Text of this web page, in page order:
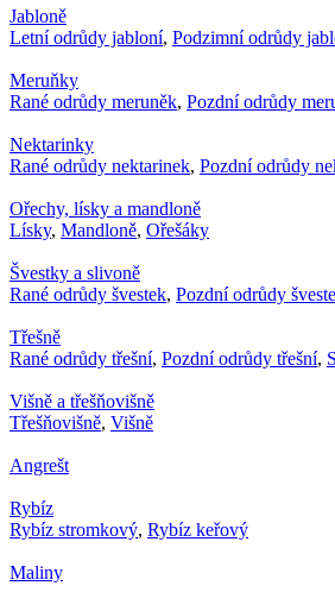
Jabloně
Letní odrůdy jabloní, Podzimní odrůdy
Meruňky
Rané odrůdy meruněk, Pozdní odrůdy
Nektarinky
Rané odrůdy nektarinek, Pozdní odrůdy
Ořechy, lísky a mandloně
Lísky, Mandloně, Ořešáky
Švestky a slivoně
Rané odrůdy švestek, Pozdní odrůdy
Třešně
Rané odrůdy třešní, Pozdní odrůdy třešní,
Višně a třešňovišně
Třešňovišně, Višně
Angrešt
Rybíz
Rybíz stromkový, Rybíz keřový
Maliny